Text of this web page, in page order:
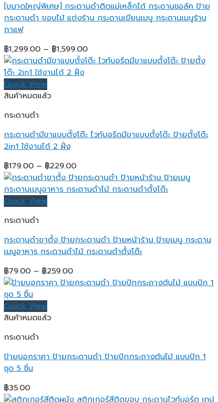
[ขนาดใหญ่พิเศษ] กระดานดำติดแม่เหล็กได้ กระดานชอล์ค ป้าย
กระดานดำ ขอบไม้ แต่งร้าน กระดานเขียนเมนู กระดานเมนูร้าน
กาแฟ
฿1,299.00 – ฿1,599.00Price
range:
Quick View
สินค้าหมดแล้ว
กระดานดำ
กระดานดำมีขาแบบตั้งโต๊ะ ไวท์บอร์ดมีขาแบบตั้งโต๊ะ ป้ายตั้งโต๊ะ
2in1 ใช้งานได้ 2 ฝั่ง
฿179.00 – ฿229.00Price
range:
฿179.00
Quick View
กระดานดำ
กระดานดำขาตั้ง ป้ายกระดานดำ ป้ายหน้าร้าน ป้ายเมนู กระดาน
เมนูอาหาร กระดานดำไม้ กระดานดำตั้งโต๊ะ
฿79.00 – ฿259.00Price
range:
Quick View
สินค้าหมดแล้ว
กระดานดำ
ป้ายบอกราคา ป้ายกระดานดำ ป้ายปักกระถางต้นไม้ แบบปัก 1
ชุด 5 ชิ้น
฿35.00